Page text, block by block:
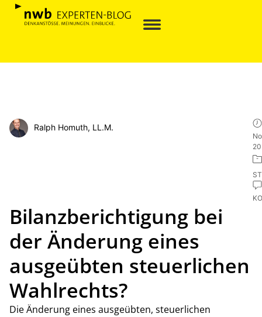
Ralph Homuth, LL.M.
Bilanzberichtigung bei
der Änderung eines
ausgeübten steuerlichen
Wahlrechts?
Die Änderung eines ausgeübten, steuerlichen